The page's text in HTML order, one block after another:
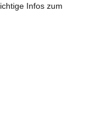
Infos zum